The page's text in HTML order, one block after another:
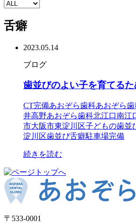
舌癖
2023.05.14
ブログ
歯並びのよい子を育てる
CT完備あおぞら歯科あおぞら
井高野あおぞら歯科北江口南江
市大阪市東淀川区子どもの歯並
淀川区歯並び舌癖駐車場完備
続きを読む
〒533-0001